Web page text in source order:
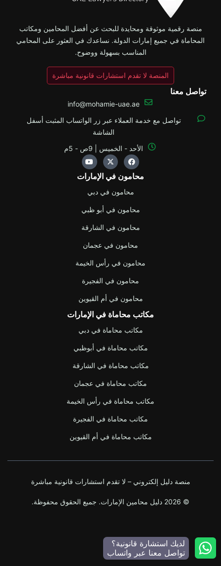
منصة رقمية موثوقة ومحايدة للبحث عن أفضل المحامين ومكاتب
المحاماة في جميع إمارات الدولة. نساعدك في العثور على المحامي
المناسب بسهولة ووضوح.
المنصة لا تقدم استشارات قانونية مباشرة
محامون في الإمارات
محامون في دبي
محامون في أبو ظبي
محامون في الشارقة
محامون في عجمان
محامون في رأس الخيمة
محامون في الفجيرة
محامون في أم القيوين
مكاتب محاماة في الإمارات
مكاتب محاماة في دبي
مكاتب محاماة في أبوظبي
مكاتب محاماة في الشارقة
مكاتب محاماة في عجمان
مكاتب محاماة في رأس الخيمة
مكاتب محاماة في الفجيرة
مكاتب محاماة في أم القيوين
تواصل معنا
info@mohamie-uae.ae
تواصل مع خدمة العملاء عبر زر الواتساب المثبت أسفل
الشاشة
الأحد - الخميس | 9ص - 5م
F
a
c
e
o
k
X
-
t
w
t
r
Y
o
u
t
b
e
© 2026 دليل محامين الإمارات. جميع الحقوق محفوظة.
منصة دليل إلكتروني – لا تقدم استشارات قانونية مباشرة
لديك استشارة قانونية؟
تواصل معنا عبر واتساب